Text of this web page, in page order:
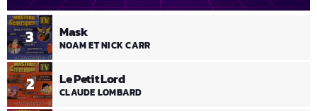
2 Le Petit Lord
CLAUDE LOMBARD
3 Mask
NOAM ET NICK CARR